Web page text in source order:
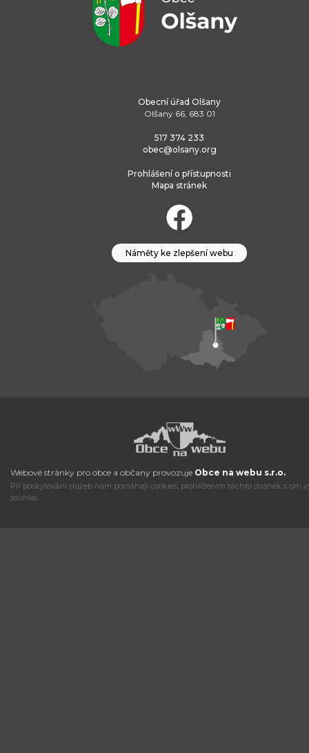
Obecní úřad Olšany
Olšany 66, 683 01
517 374 233
obec@olsany.org
Prohlášení o přístupnosti
Mapa stránek
Náměty ke zlepšení webu
Webové stránky pro obce a občany provozuje Obce na webu s.r.o.
Při poskytování služeb nám pomáhají cookies, prohlížením těchto stránek s tím
souhlas.